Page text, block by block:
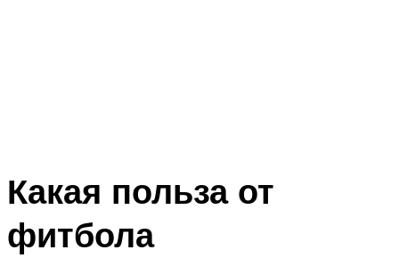
Какая польза от
фитбола